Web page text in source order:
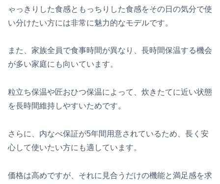
ゃっきりした食感ともっちりした食感をその日の気分で使
い分けたい方には非常に魅力的なモデルです。
また、家族全員で食事時間が異なり、長時間保温する機会
が多い家庭にも向いています。
粒立ち保温や匠おひつ保温によって、炊きたてに近い状態
を長時間維持しやすいためです。
さらに、内なべ保証が5年間用意されているため、長く安
心して使いたい方にも適しています。
価格は高めですが、それに見合うだけの機能と満足感を求